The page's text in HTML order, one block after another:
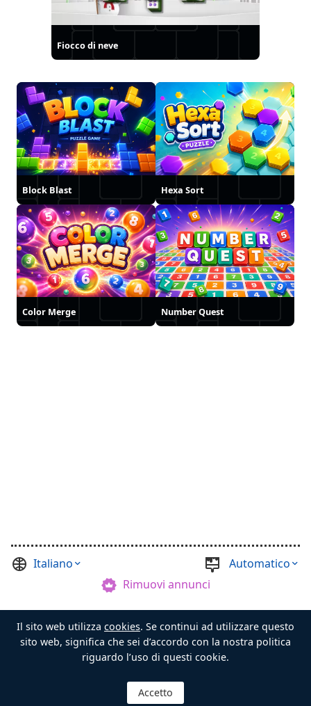
Fiocco di neve
Block Blast Hexa Sort
Color Merge Number Quest
Italiano
Automatico
Rimuovi annunci
©Casual Games Collection, 2021-2026. Designed by
FINAL LEVEL. Termini Privacy Maestro del Forziere
Il sito web utilizza cookies. Se continui ad utilizzare questo
sito web, significa che sei d’accordo con la nostra politica
riguardo l’uso di questi cookie.